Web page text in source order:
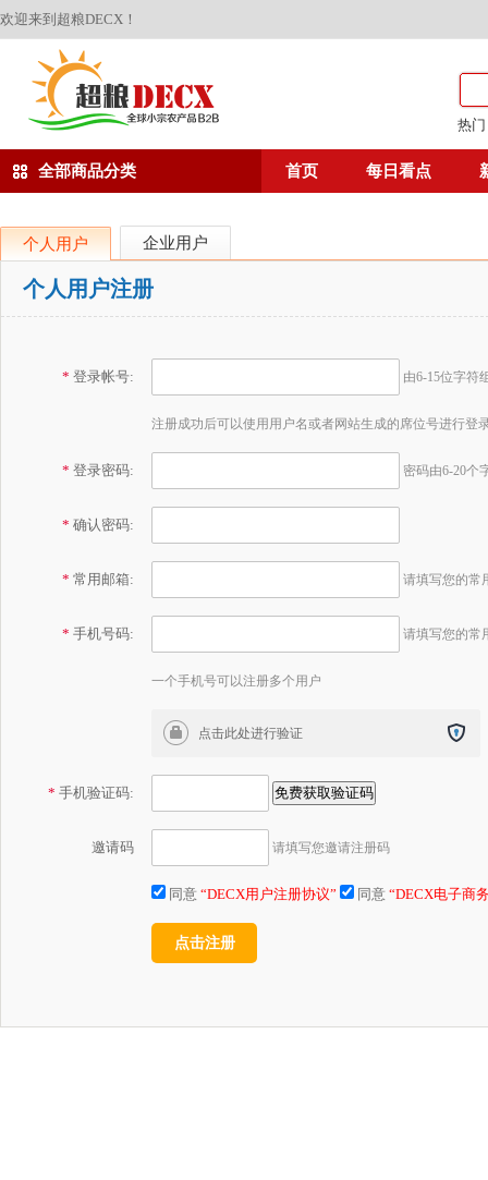
欢迎来到超粮DECX！
热
全部商品分类 首页 每日看点
个人用户 企业用户
个人用户注册
* 登录帐号: 由6-15位字符
注册成功后可以使用用户名或者网站生成的席位号进行登
* 登录密码: 密码由6-20个
* 确认密码:
* 常用邮箱: 请填写您的常
* 手机号码: 请填写您的常
一个手机号可以注册多个用户
* 手机验证码:
邀请码 请填写您邀请注册码
同意 “DECX用户注册协议” 同意 “DECX电子商